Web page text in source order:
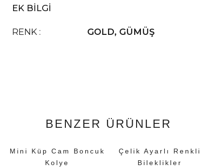
EK BILGI
RENK GOLD, GÜMÜŞ
BENZER ÜRÜNLER
Mini Küp Cam Boncuk
Kolye
Çelik Ayarlı Renkli
Bileklikler